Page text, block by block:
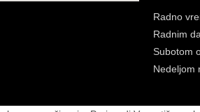
Radno
Radnim
Subotom
Nedeljom